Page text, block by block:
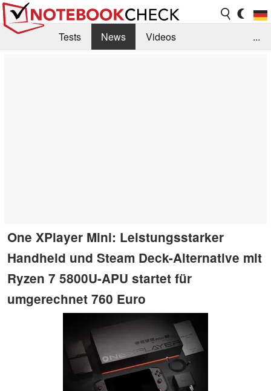
Tests News
Videos
...
One XPlayer Mini: Leistungsstarker
Handheld und Steam Deck-Alternative mit
Ryzen 7 5800U-APU startet für
umgerechnet 760 Euro